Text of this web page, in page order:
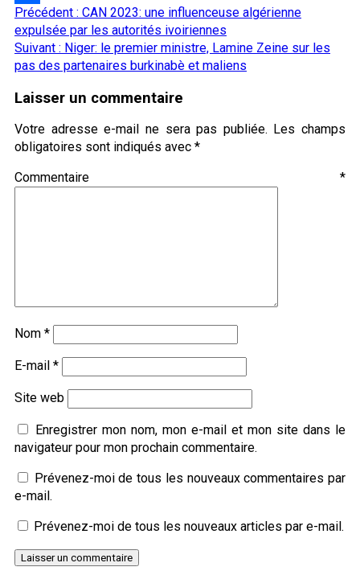
Partager
Navigation
d’article
Précédent : CAN 2023: une influenceuse algérienne
expulsée par les autorités ivoiriennes
Suivant : Niger: le premier ministre, Lamine Zeine sur les
pas des partenaires burkinabè et maliens
Laisser un commentaire
Votre adresse e-mail ne sera pas publiée. Les champs
obligatoires sont indiqués avec *
Commentaire *
Nom *
E-mail *
Site web
Enregistrer mon nom, mon e-mail et mon site dans le
navigateur pour mon prochain commentaire.
Prévenez-moi de tous les nouveaux commentaires par
e-mail.
Prévenez-moi de tous les nouveaux articles par e-mail.